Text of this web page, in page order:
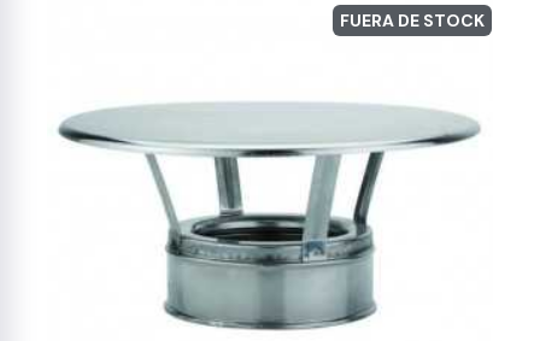
FUERA DE STOCK